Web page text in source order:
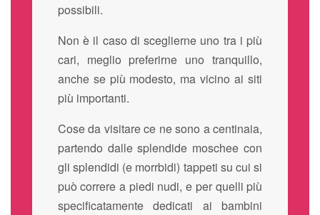
possibili.
Non è il caso di sceglierne uno tra i più
cari, meglio preferirne uno tranquillo,
anche se più modesto, ma vicino ai siti
più importanti.
Cose da visitare ce ne sono a centinaia,
partendo dalle splendide moschee con
gli splendidi (e morrbidi) tappeti su cui si
può correre a piedi nudi, e per quelli più
specificatamente dedicati ai bambini